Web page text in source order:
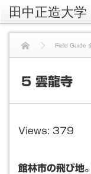
田中正造大学
Field Guide
5 雲龍寺
Views: 379
館林市の飛び地